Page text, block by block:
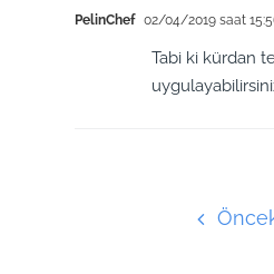
PelinChef 02/04/2019 saat
Tabi ki kürdan